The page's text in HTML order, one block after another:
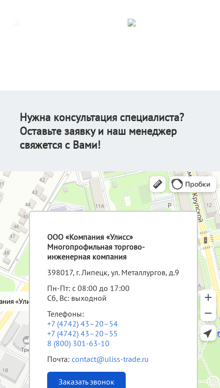
Нужна консультация специалиста?
Оставьте заявку и наш менеджер
свяжется с Вами!
ООО «Компания «Улисс»
Многопрофильная торгово-
инженерная компания
398017, г. Липецк, ул. Металлургов, д.9
Пн-Пт: с 08:00 до 17:00
Сб, Вс: выходной
Телефоны:
+7 (4742) 43–20–54
+7 (4742) 43–20–55
8 (800) 301-63-10
Почта:contact@uliss-trade.ru
Заказать звонок